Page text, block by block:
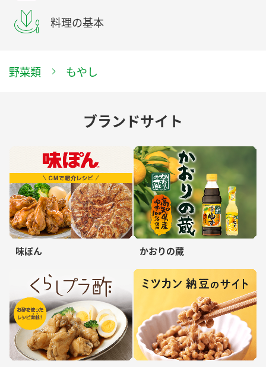
料理の基本
野菜類 もやし
ブランドサイト
味ぽん かおりの蔵